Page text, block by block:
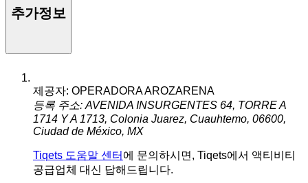
추가정보
제공자: OPERADORA AROZARENA
등록 주소: AVENIDA INSURGENTES 64, TORRE A
1714 Y A 1713, Colonia Juarez, Cuauhtemo, 06600,
Ciudad de México, MX
Tiqets 도움말 센터 에 문의하시면, Tiqets에서 액티비티
공급업체 대신 답해드립니다.